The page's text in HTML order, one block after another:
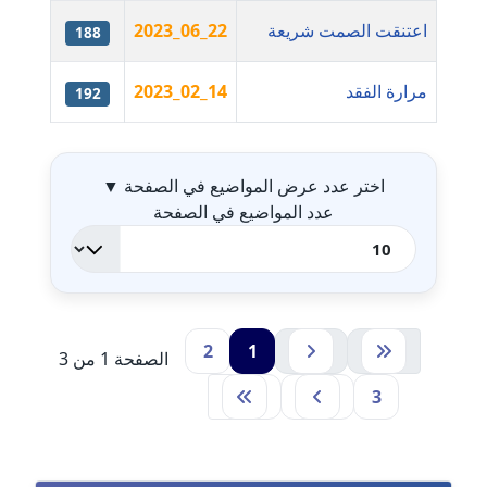
موقوف
مدونة أميرة اسماعيل
عاملة
مدونة أميرة محمود
عاملة
مدونة آيات القاضي
عاملة
اعتنقت الصمت شريعة 2023_06_22
188
مرارة الفقد 2023_02_14
192
اختر عدد عرض المواضيع في الصفحة ▼
عدد المواضيع في الصفحة
الصفحة 1 من 3 1
2
3